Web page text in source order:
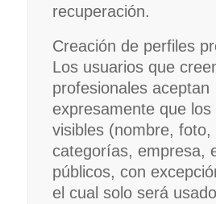
recuperación.
Creación de perfiles
Los usuarios que
profesionales aceptan
expresamente que los
visibles (nombre, foto,
categorías, empresa,
públicos, con
el cual solo será